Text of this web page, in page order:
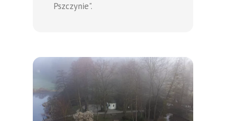
Pszczynie".